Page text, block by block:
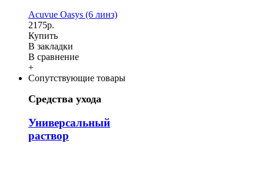
Acuvue Oasys (6 линз)
2175р.
Купить
В закладки
В сравнение
+
Сопутствующие товары
Средства ухода
Универсальный
раствор